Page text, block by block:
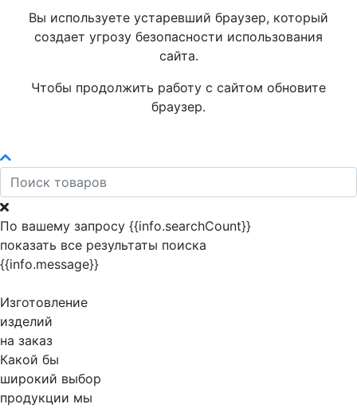
Вы используете устаревший браузер, который
создает угрозу безопасности использования
сайта.
Чтобы продолжить работу с сайтом обновите
браузер.
По вашему запросу {{info.searchCount}}
показать все результаты поиска
{{info.message}}
Изготовление
изделий
на заказ
Какой бы
широкий выбор
продукции мы